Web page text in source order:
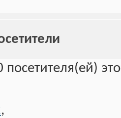
посетителя(ей)
,